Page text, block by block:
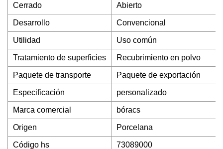
Cerrado Abierto
Desarrollo Convencional
Utilidad Uso común
Tratamiento de superficies Recubrimiento en polvo
Paquete de transporte Paquete de exportación
Especificación personalizado
Marca comercial bóracs
Origen Porcelana
Código hs 73089000